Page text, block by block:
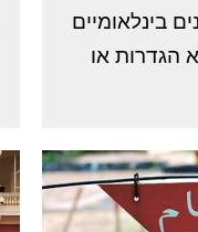
בינלאומיים
הגדרות או